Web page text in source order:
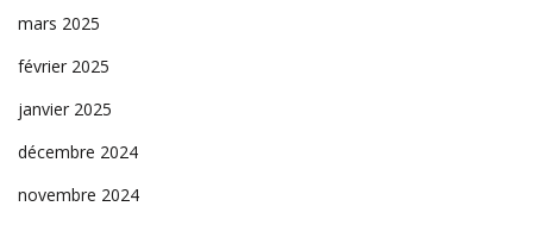
mars 2025
février 2025
janvier 2025
décembre 2024
novembre 2024